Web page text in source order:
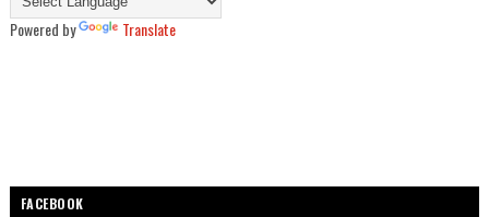
Powered by Translate
FACEBOOK